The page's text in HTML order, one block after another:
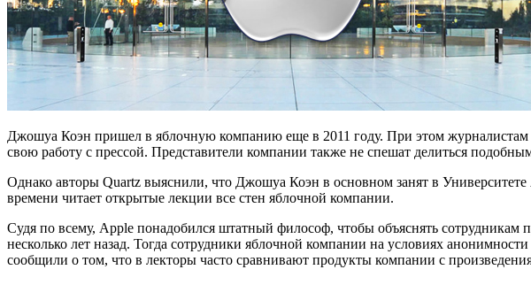
Джошуа Коэн пришел в яблочную компанию еще в 2011 году. При этом журналистам
свою работу с прессой. Представители компании также не спешат делиться
Однако авторы Quartz выяснили, что Джошуа Коэн в основном занят в
времени читает открытые лекции все стен яблочной компании.
Судя по всему, Apple понадобился штатный философ, чтобы объяснять
несколько лет назад. Тогда сотрудники яблочной компании на условиях
сообщили о том, что в лекторы часто сравнивают продукты компании с